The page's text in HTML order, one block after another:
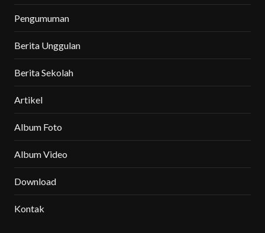
Pengumuman
Berita Unggulan
Berita Sekolah
Artikel
Album Foto
Album Video
Download
Kontak